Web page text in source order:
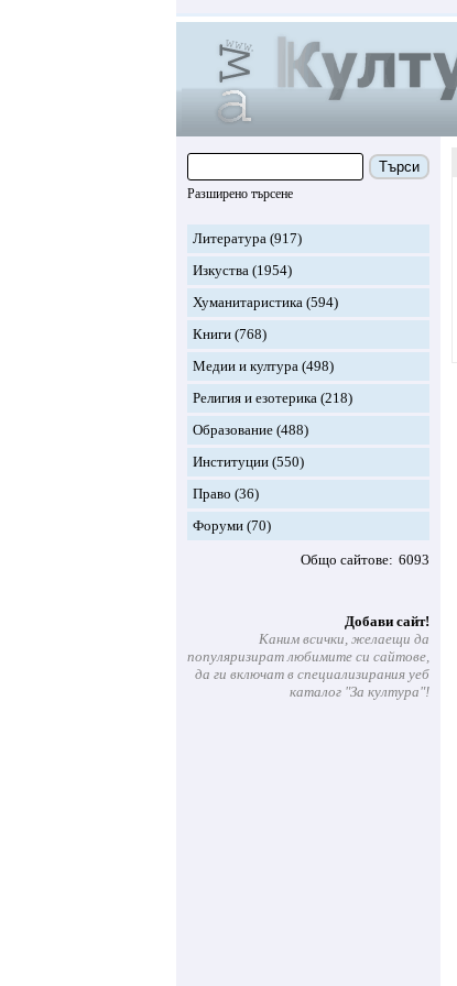
Търси
Разширено търсене
Литература (917)
Изкуства (1954)
Хуманитаристика (594)
Книги (768)
Медии и култура (498)
Религия и езотерика (218)
Образование (488)
Институции (550)
Право (36)
Форуми (70)
Общо сайтове 6093
Добави сайт!
Каним всички, желаещи да
популяризират любимите си сайтове,
да ги включат в специализирания уеб
каталог "За култура"!